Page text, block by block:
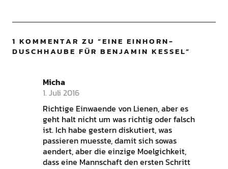
1 KOMMENTAR ZU “EINE EINHORN-
DUSCHHAUBE FÜR BENJAMIN KESSEL”
Micha
1. Juli 2016
Richtige Einwaende von Lienen, aber es
geht halt nicht um was richtig oder falsch
ist. Ich habe gestern diskutiert, was
passieren muesste, damit sich sowas
aendert, aber die einzige Moelgichkeit,
dass eine Mannschaft den ersten Schritt